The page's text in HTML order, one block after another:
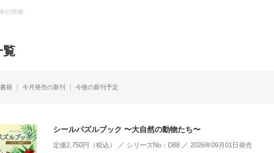
の情報
覧
籍 今月発売の新刊 今後の新刊予定
シールパズルブック 〜大自然の動物たち〜
定価2,750円（税込） ／ シリーズNo：D88 ／ 2026年09月01日発売